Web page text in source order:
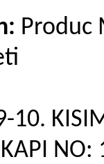
Produc
10.
NO: